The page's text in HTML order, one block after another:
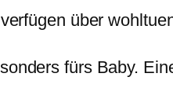
über
fürs Baby.